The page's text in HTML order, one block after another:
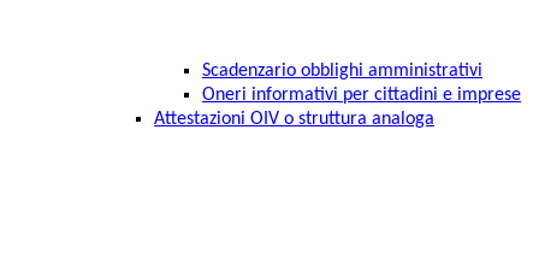
Scadenzario obblighi amministrativi
Oneri informativi per cittadini e imprese
Attestazioni OIV o struttura analoga